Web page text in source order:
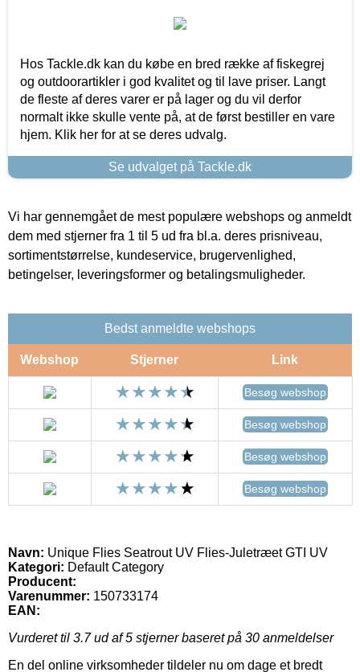
Hos Tackle.dk kan du købe en bred række af fiskegrej
og outdoorartikler i god kvalitet og til lave priser. Langt
de fleste af deres varer er på lager og du vil derfor
normalt ikke skulle vente på, at de først bestiller en vare
hjem. Klik her for at se deres udvalg.
Se udvalget på Tackle.dk
Vi har gennemgået de mest populære webshops og anmeldt
dem med stjerner fra 1 til 5 ud fra bl.a. deres prisniveau,
sortimentstørrelse, kundeservice, brugervenlighed,
betingelser, leveringsformer og betalingsmuligheder.
Bedst anmeldte webshops
Webshop Stjerner Link
Besøg webshop
Besøg webshop
Besøg webshop
Besøg webshop
Navn: Unique Flies Seatrout UV Flies-Juletræet GTI UV
Kategori: Default Category
Producent:
Varenummer: 150733174
EAN:
Vurderet til 3.7ud af 5 stjerner baseret på 30 anmeldelser
En del online virksomheder tildeler nu om dage et bredt